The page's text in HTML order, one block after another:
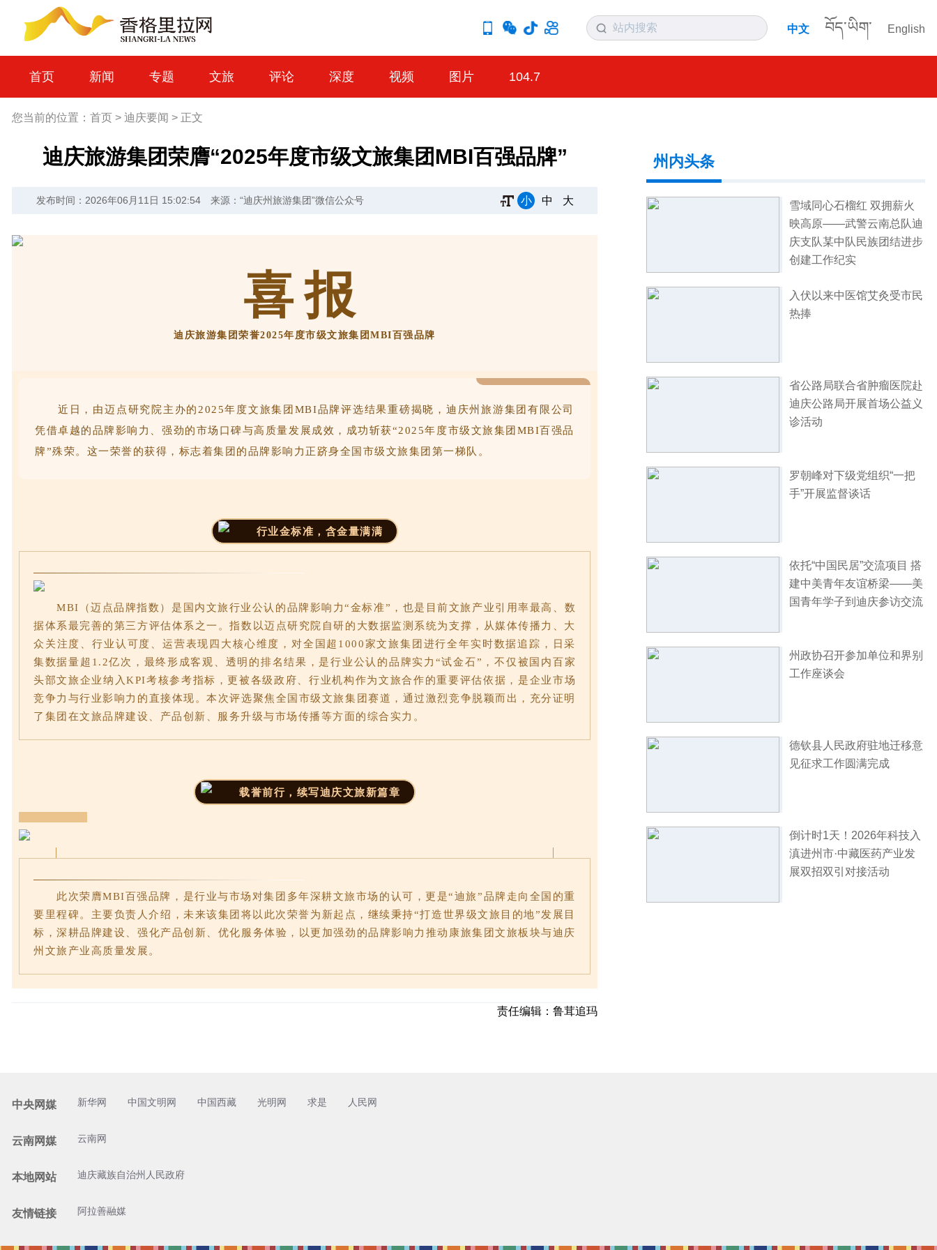
中文 བོད་ཡིག་ English
首页 新闻 专题 文旅 评论 深度 视频 图片 104.7
您当前的位置： 首页 > 迪庆要闻 > 正文
迪庆旅游集团荣膺“2025年度市级文旅集团MBI百强品牌”
发布时间：2026年06月11日 15:02:54 来源：“迪庆州旅游集团”微信公众号 小 中 大
喜报
迪庆旅游集团荣誉2025年度市级文旅集团MBI百强品牌
近日，由迈点研究院主办的2025年度文旅集团MBI品牌评选结果重磅揭晓，迪庆州旅游集团有限公司
凭借卓越的品牌影响力、强劲的市场口碑与高质量发展成效，成功斩获“2025年度市级文旅集团MBI百强品
牌”殊荣。这一荣誉的获得，标志着集团的品牌影响力正跻身全国市级文旅集团第一梯队。
行业金标准，含金量满满
MBI（迈点品牌指数）是国内文旅行业公认的品牌影响力“金标准”，也是目前文旅产业引用率最高、数
据体系最完善的第三方评估体系之一。指数以迈点研究院自研的大数据监测系统为支撑，从媒体传播力、大
众关注度、行业认可度、运营表现四大核心维度，对全国超1000家文旅集团进行全年实时数据追踪，日采
集数据量超1.2亿次，最终形成客观、透明的排名结果，是行业公认的品牌实力“试金石”，不仅被国内百家
头部文旅企业纳入KPI考核参考指标，更被各级政府、行业机构作为文旅合作的重要评估依据，是企业市场
竞争力与行业影响力的直接体现。本次评选聚焦全国市级文旅集团赛道，通过激烈竞争脱颖而出，充分证明
了集团在文旅品牌建设、产品创新、服务升级与市场传播等方面的综合实力。
载誉前行，续写迪庆文旅新篇章
此次荣膺MBI百强品牌，是行业与市场对集团多年深耕文旅市场的认可，更是“迪旅”品牌走向全国的重
要里程碑。主要负责人介绍，未来该集团将以此次荣誉为新起点，继续秉持“打造世界级文旅目的地”发展目
标，深耕品牌建设、强化产品创新、优化服务体验，以更加强劲的品牌影响力推动康旅集团文旅板块与迪庆
州文旅产业高质量发展。
责任编辑： 鲁茸追玛
州内头条
雪域同心石榴红 双拥薪火
映高原——武警云南总队迪
庆支队某中队民族团结进步
创建工作纪实
入伏以来中医馆艾灸受市民
热捧
省公路局联合省肿瘤医院赴
迪庆公路局开展首场公益义
诊活动
罗朝峰对下级党组织“一把
手”开展监督谈话
依托“中国民居”交流项目 搭
建中美青年友谊桥梁——美
国青年学子到迪庆参访交流
州政协召开参加单位和界别
工作座谈会
德钦县人民政府驻地迁移意
见征求工作圆满完成
倒计时1天！2026年科技入
滇进州市·中藏医药产业发
展双招双引对接活动
中央网媒 新华网 中国文明网 中国西藏 光明网 求是 人民网
云南网媒 云南网
本地网站 迪庆藏族自治州人民政府
友情链接 阿拉善融媒